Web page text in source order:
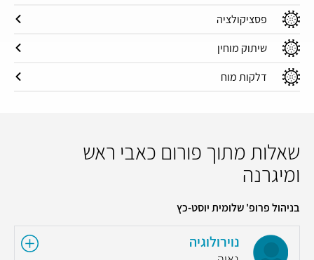
פסציקולציה
שיתוק מוחין
דלקות מוח
שאלות מתוך פורום כאבי ראש
ומיגרנה
בניהול פרופ' שלומית יוסט-כץ
נוירולוגיה